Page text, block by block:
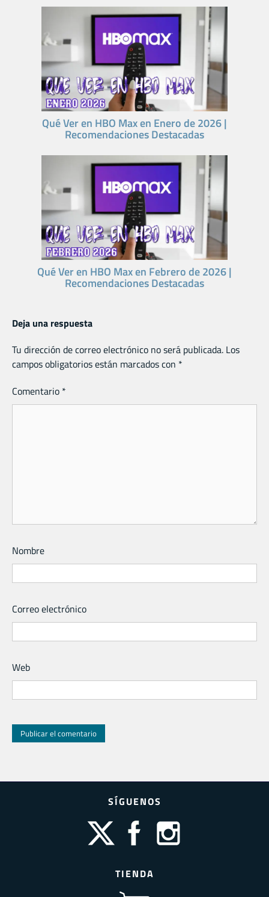
Qué Ver en HBO Max en Enero de 2026 |
Recomendaciones Destacadas
Qué Ver en HBO Max en Febrero de 2026 |
Recomendaciones Destacadas
Deja una respuesta
Tu dirección de correo electrónico no será publicada. Los
campos obligatorios están marcados con *
Comentario *
Nombre
Correo electrónico
Web
SÍGUENOS
TIENDA